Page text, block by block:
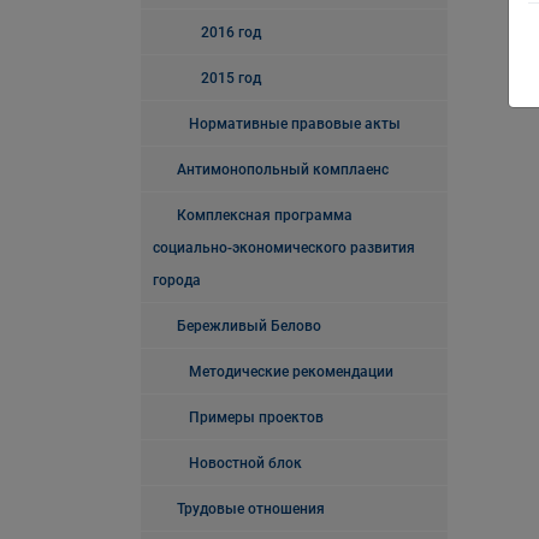
2016 год
2015 год
Нормативные правовые акты
Антимонопольный комплаенс
Комплексная программа
социально-экономического развития
города
Бережливый Белово
Методические рекомендации
Примеры проектов
Новостной блок
Трудовые отношения